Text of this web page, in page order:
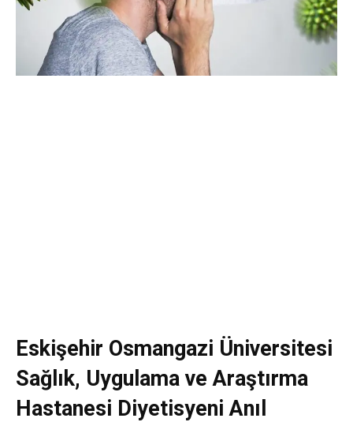
Eskişehir Osmangazi Üniversitesi
Sağlık, Uygulama ve Araştırma
Hastanesi Diyetisyeni Anıl